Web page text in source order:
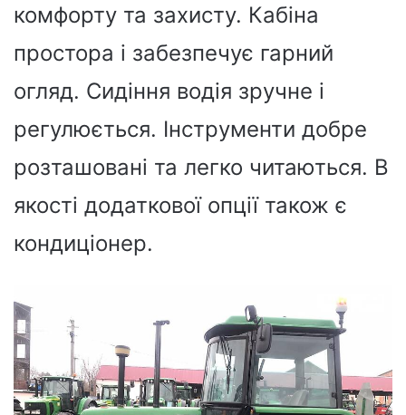
комфорту та захисту. Кабіна
простора і забезпечує гарний
огляд. Сидіння водія зручне і
регулюється. Інструменти добре
розташовані та легко читаються. В
якості додаткової опції також є
кондиціонер.